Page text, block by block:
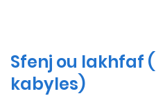
Sfenj ou lakhfaf
kabyles)